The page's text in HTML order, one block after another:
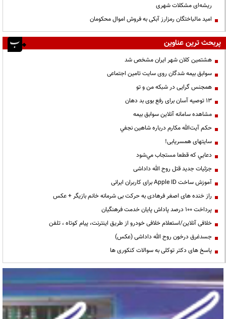
ریشه‌ای مشکلات شهری
امید مالباختگان رمزارز آبکی به فروش اموال محکومان
پربحث ترین عناوین
هشتمین کلان شهر ایران مشخص شد
سوابق بیمه شدگان روی سایت تامین اجتماعی
همجنس گرایی در شبکه من و تو
13 توصیه آسان برای رفع بوی بد دهان
مشاهده سامانه آنلاين سوابق بیمه
حكم آيت‌الله مكارم درباره شاهين نجفي
سایتهای همسریابی!
دعايي كه قطعا مستجاب مي‌شود
جزئیات جدید قتل روح الله داداشی
آموزش ساخت Apple ID برای کاربران ایرانی
راز خنده های اصغر فرهادی به حرکت بی شرمانه خانم بازیگر + عکس
پرداخت ۱۰۰ درصد پاداش پایان خدمت فرهنگیان
خلافی آنلاین/استعلام خلافی خودرو از طریق اینترنت، پیام کوتاه ، تلفن
جسدغرق درخون روح الله داداشی (عکس)
پاسخ های دکتر توکلی به سوالات کنکوری ها